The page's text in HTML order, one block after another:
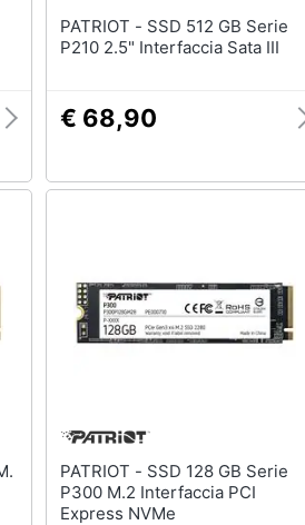
PATRIOT - SSD 512 GB Serie
P210 2.5" Interfaccia Sata III
€ 68,90
PATRIOT - SSD 128 GB Serie
P300 M.2 Interfaccia PCI
Express NVMe